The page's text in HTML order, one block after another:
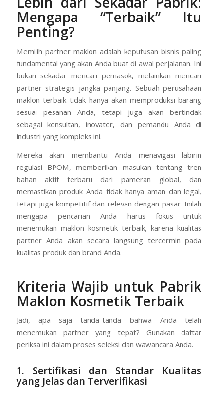
Mengapa “Terbaik” Itu
Penting?
Memilih partner maklon adalah keputusan bisnis paling
fundamental yang akan Anda buat di awal perjalanan. Ini
bukan sekadar mencari pemasok, melainkan mencari
partner strategis jangka panjang. Sebuah perusahaan
maklon terbaik tidak hanya akan memproduksi barang
sesuai pesanan Anda, tetapi juga akan bertindak
sebagai konsultan, inovator, dan pemandu Anda di
industri yang kompleks ini.
Mereka akan membantu Anda menavigasi labirin
regulasi BPOM, memberikan masukan tentang tren
bahan aktif terbaru dari pameran global, dan
memastikan produk Anda tidak hanya aman dan legal,
tetapi juga kompetitif dan relevan dengan pasar. Inilah
mengapa pencarian Anda harus fokus untuk
menemukan maklon kosmetik terbaik, karena kualitas
partner Anda akan secara langsung tercermin pada
kualitas produk dan brand Anda.
Kriteria Wajib untuk Pabrik
Maklon Kosmetik Terbaik
Jadi, apa saja tanda-tanda bahwa Anda telah
menemukan partner yang tepat? Gunakan daftar
periksa ini dalam proses seleksi dan wawancara Anda.
1. Sertifikasi dan Standar Kualitas
yang Jelas dan Terverifikasi